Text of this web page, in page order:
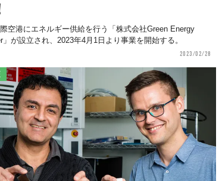
空港にエネルギー供給を行う「株式会社Green Energy
」が設立され、2023年4月1日より事業を開始する。
2023/02/28